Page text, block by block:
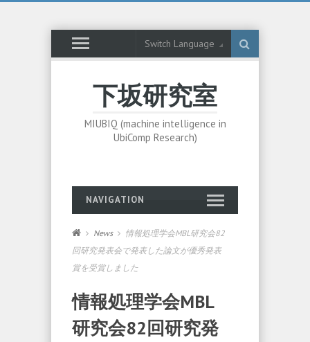
Switch Language
下坂研究室
MIUBIQ (machine intelligence in
UbiComp Research)
NAVIGATION
News
情報処理学会MBL研究会82
回研究発表会で発表した論文が優秀発表
賞を受賞しました
情報処理学会MBL
研究会82回研究発